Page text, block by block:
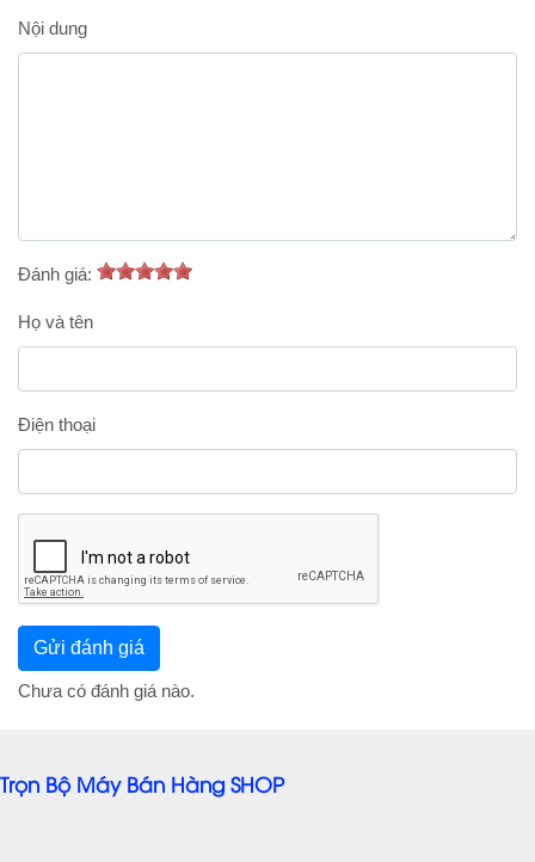
Nội dung
Đánh giá:
Họ và tên
Điện thoại
Chưa có đánh giá nào.
Trọn Bộ Máy Bán Hàng SHOP